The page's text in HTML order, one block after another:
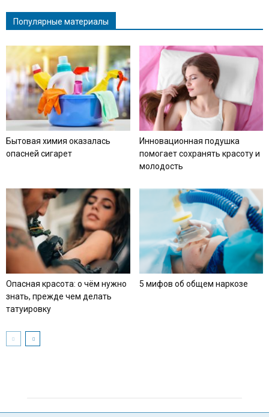
Популярные материалы
Бытовая химия оказалась
опасней сигарет
Инновационная подушка
помогает сохранять красоту и
молодость
Опасная красота: о чём нужно
знать, прежде чем делать
татуировку
5 мифов об общем наркозе